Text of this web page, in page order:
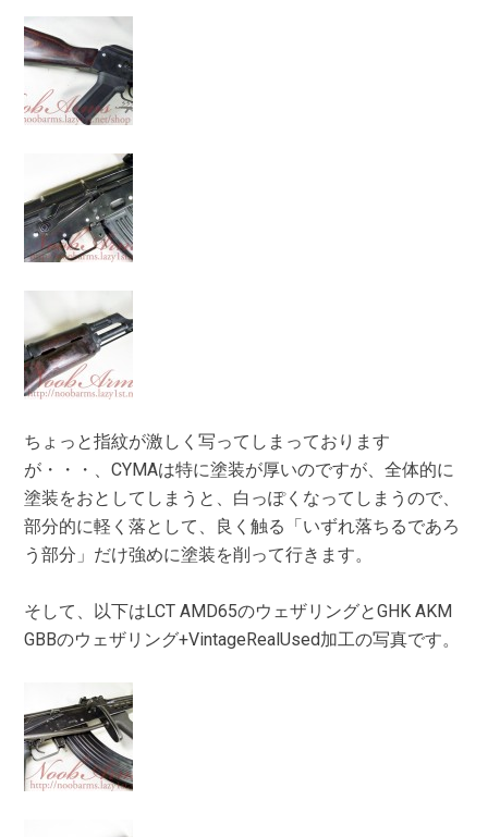
ちょっと指紋が激しく写ってしまっております
が・・・、CYMAは特に塗装が厚いのですが、全体的に
塗装をおとしてしまうと、白っぽくなってしまうので、
部分的に軽く落として、良く触る「いずれ落ちるであろ
う部分」だけ強めに塗装を削って行きます。
そして、以下はLCT AMD65のウェザリングとGHK AKM
GBBのウェザリング+VintageRealUsed加工の写真です。